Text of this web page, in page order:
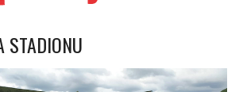
STADIONU